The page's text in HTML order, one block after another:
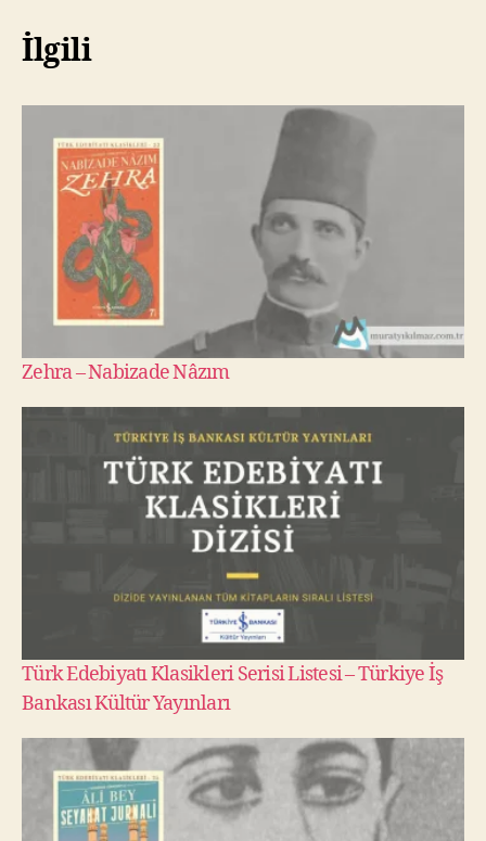
İlgili
Zehra – Nabizade Nâzım
Türk Edebiyatı Klasikleri Serisi Listesi – Türkiye İş
Bankası Kültür Yayınları